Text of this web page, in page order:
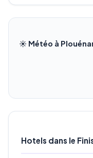
☀️ Météo à
Hotels dans le